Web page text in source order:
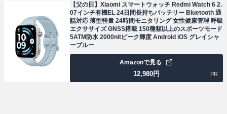
【父の日】Xiaomi スマートウォッチ Redmi Watch 6 2.
07インチ有機EL 24日間長持ちバッテリー Bluetooth 通
話対応 薄型軽量 24時間モニタリング 女性健康管理 呼吸
エクササイズ GNSS搭載 150種類以上のスポーツモード
5ATM防水 2000nitピーク輝度 Android iOS グレイシャ
ーブルー
12,980円
Amazonで見る
PR